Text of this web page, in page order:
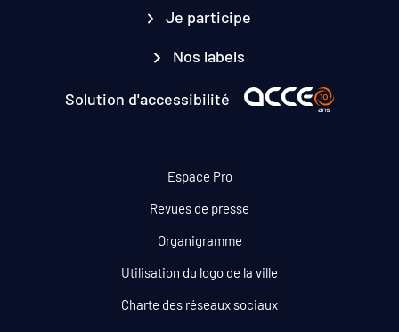
Je participe
Nos labels
Solution d'accessibilité
Espace Pro
Revues de presse
Organigramme
Utilisation du logo de la ville
Charte des réseaux sociaux